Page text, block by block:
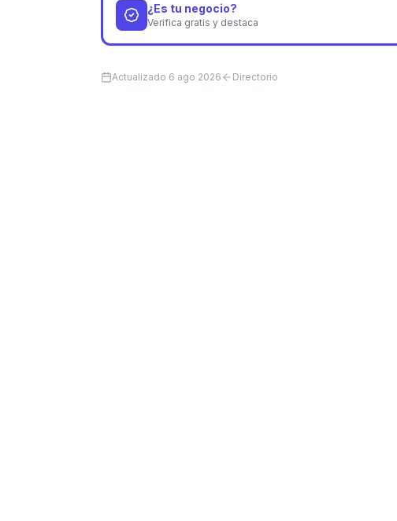
¿Es tu negocio?
Verifica gratis y destaca
Actualizado 6 ago 2026 Directorio